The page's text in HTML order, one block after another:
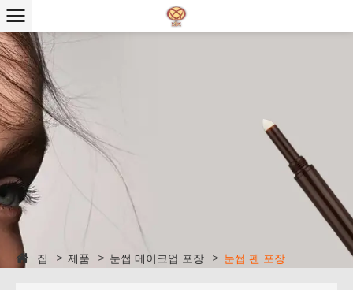
집 제품 눈썹 메이크업 포장 눈썹 펜 포장